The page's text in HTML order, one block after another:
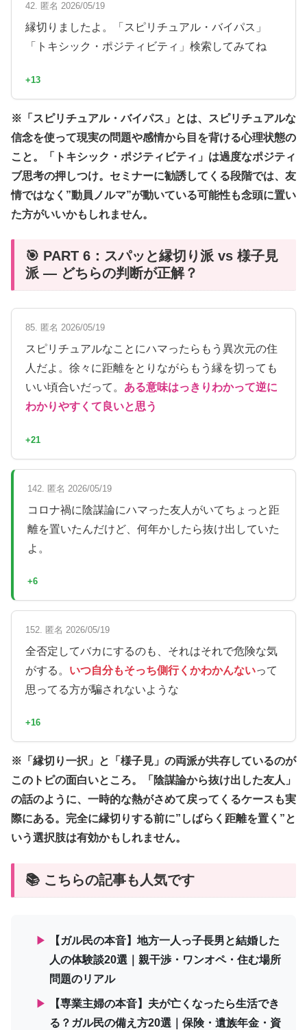
42. 匿名 2026/05/19
縁切りましたよ。「スピリチュアル・バイパス」
「トキシック・ポジティビティ」検索してみてね
+13
※「スピリチュアル・バイパス」とは、スピリチュアルな
信念を使って現実の問題や感情から目を背ける心理状態の
こと。「トキシック・ポジティビティ」は過度なポジティ
ブ思考の押しつけ。セミナーに勧誘してくる段階では、友
情ではなく”動員ノルマ”が動いている可能性も念頭に置い
た方がいいかもしれません。
🎯 PART 6：スパッと縁切り派 vs 様子見
派 — どちらの判断が正解？
85. 匿名 2026/05/19
スピリチュアルなことにハマったらもう異次元の住
人だよ。徐々に距離をとりながらもう縁を切っても
いい頃合いだって。 ある意味はっきりわかって逆に
わかりやすくて良いと思う
+21
142. 匿名 2026/05/19
コロナ禍に陰謀論にハマった友人がいてちょっと距
離を置いたんだけど、何年かしたら抜け出していた
よ。
+6
152. 匿名 2026/05/19
全否定してバカにするのも、それはそれで危険な気
がする。 いつ自分もそっち側行くかわかんないって
思ってる方が騙されないような
+16
※「縁切り一択」と「様子見」の両派が共存しているのが
このトピの面白いところ。「陰謀論から抜け出した友人」
の話のように、一時的な熱がさめて戻ってくるケースも実
際にある。完全に縁切りする前に”しばらく距離を置く”と
いう選択肢は有効かもしれません。
📚 こちらの記事も人気です
▶
【ガル民の本音】地方一人っ子長男と結婚した
人の体験談20選｜親干渉・ワンオペ・住む場所
問題のリアル
▶
【専業主婦の本音】夫が亡くなったら生活でき
る？ガル民の備え方20選｜保険・遺族年金・資